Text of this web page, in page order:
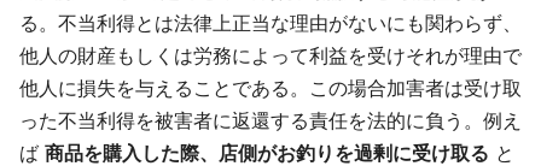
る。不当利得とは法律上正当な理由がないにも関わらず、
他人の財産もしくは労務によって利益を受けそれが理由で
他人に損失を与えることである。この場合加害者は受け取
った不当利得を被害者に返還する責任を法的に負う。例え
ば 商品を購入した際、店側がお釣りを過剰に受け取る と